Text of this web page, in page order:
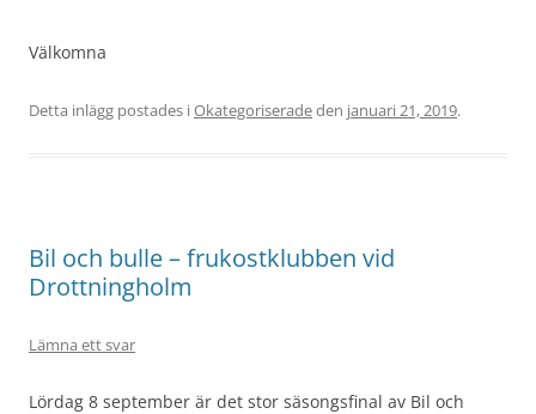
Välkomna
Detta inlägg postades iOkategoriseradeden januari 21, 2019.
Bil och bulle – frukostklubben vid
Drottningholm
Lämna ett svar
Lördag 8 september är det stor säsongsfinal av Bil och